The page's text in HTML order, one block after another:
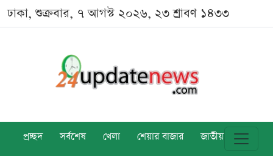
ঢাকা, শুক্রবার, ৭ আগস্ট ২০২৬, ২৩ শ্রাবণ ১৪৩৩
প্রচ্ছদ সর্বশেষ খেলা শেয়ার বাজার জাতীয় বিশ্ব